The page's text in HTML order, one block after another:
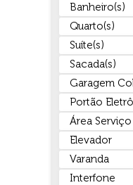
Banheiro(s)
Quarto(s)
Suíte(s)
Sacada(s)
Garagem
Portão
Área Serviço
Elevador
Varanda
Interfone